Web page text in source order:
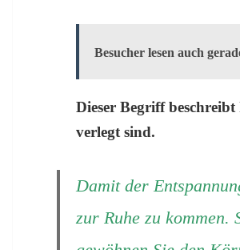
Besucher lesen auch
Dieser Begriff
verlegt sind.
Damit der
zur Ruhe zu kommen.